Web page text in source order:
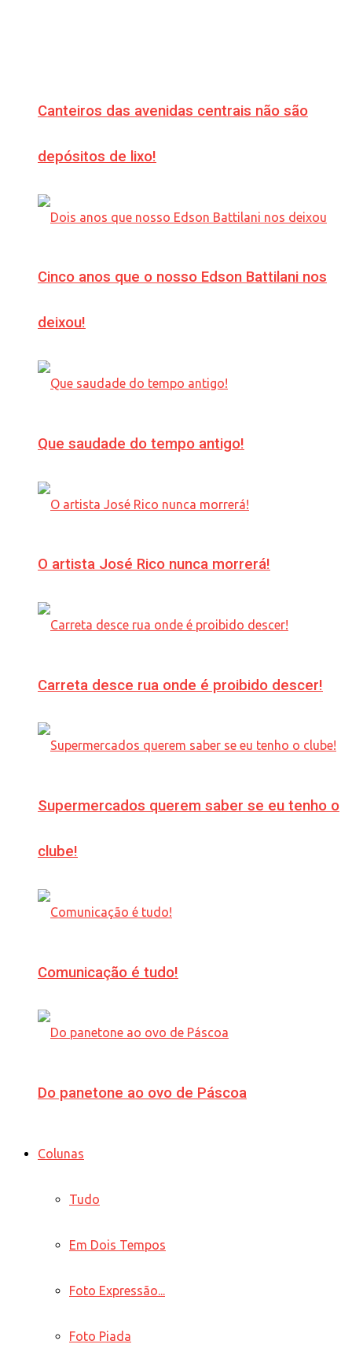
Canteiros das avenidas centrais não são
depósitos de lixo!
Cinco anos que o nosso Edson Battilani nos
deixou!
Que saudade do tempo antigo!
O artista José Rico nunca morrerá!
Carreta desce rua onde é proibido descer!
Supermercados querem saber se eu tenho o
clube!
Comunicação é tudo!
Do panetone ao ovo de Páscoa
Colunas
Tudo
Em Dois Tempos
Foto Expressão...
Foto Piada